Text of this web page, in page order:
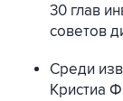
30 глав
советов
Среди
Кристиа